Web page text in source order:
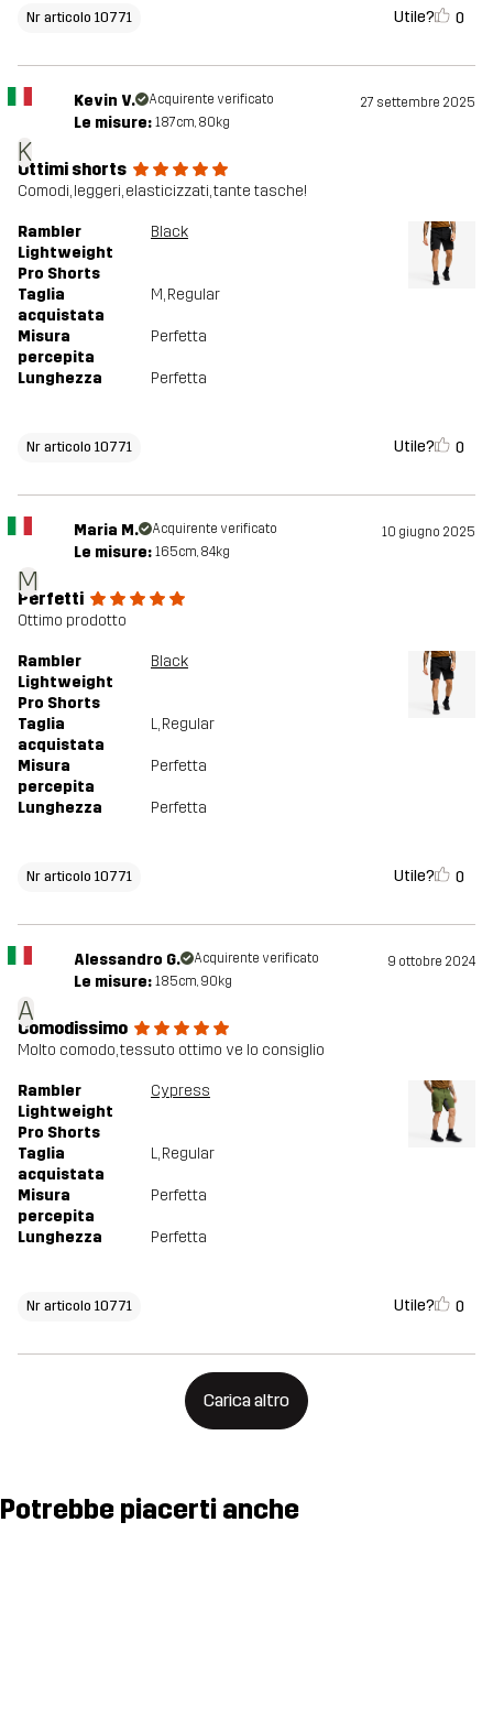
Nr articolo 10771 Utile? 0
K
Kevin V. Acquirente verificato 27 settembre 2025
Le misure: 187cm, 80kg
Ottimi shorts
Comodi, leggeri, elasticizzati, tante tasche!
Rambler
Lightweight
Pro Shorts
Black
Taglia
acquistata
M, Regular
Misura
percepita
Perfetta
Lunghezza Perfetta
Nr articolo 10771 Utile? 0
M
Maria M. Acquirente verificato 10 giugno 2025
Le misure: 165cm, 84kg
Perfetti
Ottimo prodotto
Rambler
Lightweight
Pro Shorts
Black
Taglia
acquistata
L, Regular
Misura
percepita
Perfetta
Lunghezza Perfetta
Nr articolo 10771 Utile? 0
A
Alessandro G. Acquirente verificato 9 ottobre 2024
Le misure: 185cm, 90kg
Comodissimo
Molto comodo, tessuto ottimo ve lo consiglio
Rambler
Lightweight
Pro Shorts
Cypress
Taglia
acquistata
L, Regular
Misura
percepita
Perfetta
Lunghezza Perfetta
Nr articolo 10771 Utile? 0
Carica altro
Potrebbe piacerti anche